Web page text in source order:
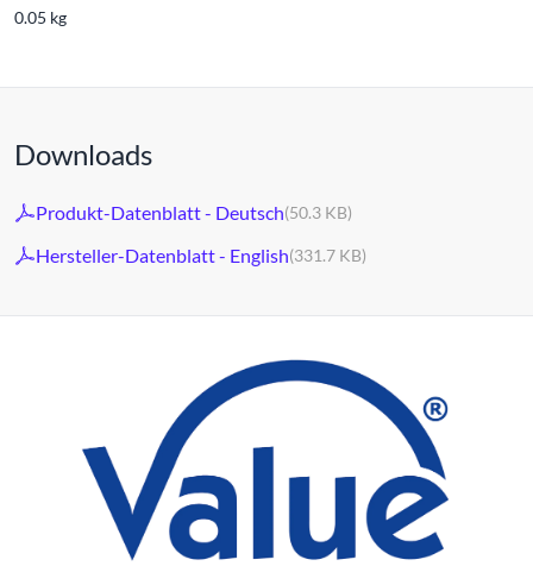
0.05 kg
Downloads
Produkt-Datenblatt - Deutsch(50.3 KB)
Hersteller-Datenblatt - English(331.7 KB)